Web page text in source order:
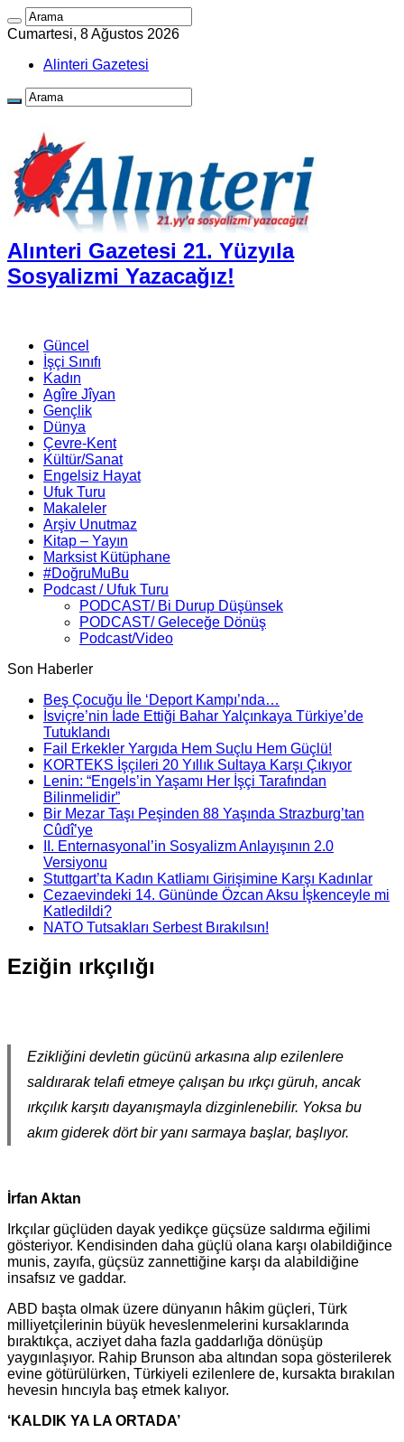
Cumartesi, 8 Ağustos 2026
Alinteri Gazetesi
Alınteri Gazetesi 21. Yüzyıla
Sosyalizmi Yazacağız!
Güncel
İşçi Sınıfı
Kadın
Agîre Jîyan
Gençlik
Dünya
Çevre-Kent
Kültür/Sanat
Engelsiz Hayat
Ufuk Turu
Makaleler
Arşiv Unutmaz
Kitap – Yayın
Marksist Kütüphane
#DoğruMuBu
Podcast / Ufuk Turu
PODCAST/ Bi Durup Düşünsek
PODCAST/ Geleceğe Dönüş
Podcast/Video
Son Haberler
Beş Çocuğu İle ‘Deport Kampı’nda…
İsviçre’nin İade Ettiği Bahar Yalçınkaya Türkiye’de
Tutuklandı
Fail Erkekler Yargıda Hem Suçlu Hem Güçlü!
KORTEKS İşçileri 20 Yıllık Sultaya Karşı Çıkıyor
Lenin: “Engels’in Yaşamı Her İşçi Tarafından
Bilinmelidir”
Bir Mezar Taşı Peşinden 88 Yaşında Strazburg’tan
Cûdî’ye
II. Enternasyonal’in Sosyalizm Anlayışının 2.0
Versiyonu
Stuttgart’ta Kadın Katliamı Girişimine Karşı Kadınlar
Cezaevindeki 14. Gününde Özcan Aksu İşkenceyle mi
Katledildi?
NATO Tutsakları Serbest Bırakılsın!
Eziğin ırkçılığı
Ezikliğini devletin gücünü arkasına alıp ezilenlere
saldırarak telafi etmeye çalışan bu ırkçı güruh, ancak
ırkçılık karşıtı dayanışmayla dizginlenebilir. Yoksa bu
akım giderek dört bir yanı sarmaya başlar, başlıyor.
İrfan Aktan
Irkçılar güçlüden dayak yedikçe güçsüze saldırma eğilimi
gösteriyor. Kendisinden daha güçlü olana karşı olabildiğince
munis, zayıfa, güçsüz zannettiğine karşı da alabildiğine
insafsız ve gaddar.
ABD başta olmak üzere dünyanın hâkim güçleri, Türk
milliyetçilerinin büyük heveslenmelerini kursaklarında
bıraktıkça, acziyet daha fazla gaddarlığa dönüşüp
yaygınlaşıyor. Rahip Brunson aba altından sopa gösterilerek
evine götürülürken, Türkiyeli ezilenlere de, kursakta bırakılan
hevesin hıncıyla baş etmek kalıyor.
‘KALDIK YA LA ORTADA’